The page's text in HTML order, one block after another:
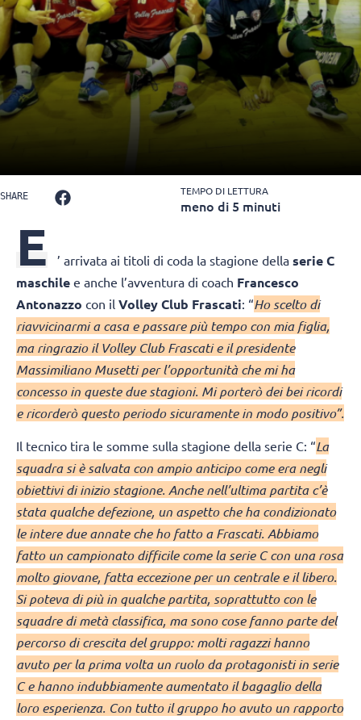
SHARE TEMPO DI LETTURA
meno di 5 minuti
E ’ arrivata ai titoli di coda la stagione della serie C
maschile e anche l’avventura di coach Francesco
Antonazzo con il Volley Club Frascati: “Ho scelto di
riavvicinarmi a casa e passare più tempo con mia figlia,
ma ringrazio il Volley Club Frascati e il presidente
Massimiliano Musetti per l’opportunità che mi ha
concesso in queste due stagioni. Mi porterò dei bei ricordi
e ricorderò questo periodo sicuramente in modo positivo”.
Il tecnico tira le somme sulla stagione della serie C: “La
squadra si è salvata con ampio anticipo come era negli
obiettivi di inizio stagione. Anche nell’ultima partita c’è
stata qualche defezione, un aspetto che ha condizionato
le intere due annate che ho fatto a Frascati. Abbiamo
fatto un campionato difficile come la serie C con una rosa
molto giovane, fatta eccezione per un centrale e il libero.
Si poteva di più in qualche partita, soprattutto con le
squadre di metà classifica, ma sono cose fanno parte del
percorso di crescita del gruppo: molti ragazzi hanno
avuto per la prima volta un ruolo da protagonisti in serie
C e hanno indubbiamente aumentato il bagaglio della
loro esperienza. Con tutto il gruppo ho avuto un rapporto